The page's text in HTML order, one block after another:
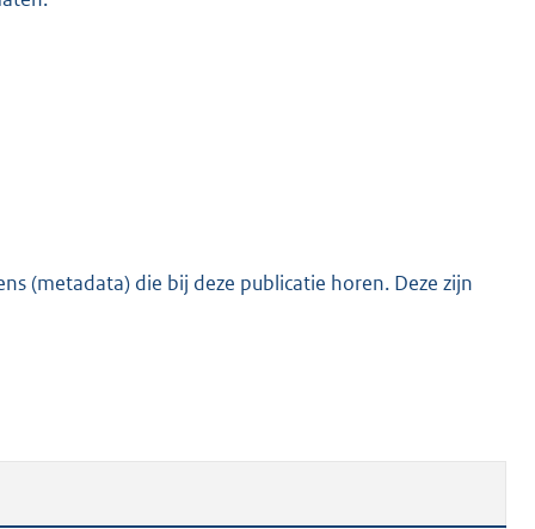
(metadata) die bij deze publicatie horen. Deze zijn